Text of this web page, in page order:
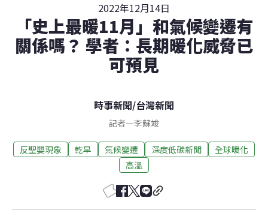
2022年12月14日
「史上最暖11月」和氣候變遷有
關係嗎？ 學者：長期暖化威脅已
可預見
時事新聞/台灣新聞
記者—李蘇竣
反聖嬰現象 乾旱 氣候變遷 深度低碳新聞
全球暖化
高溫